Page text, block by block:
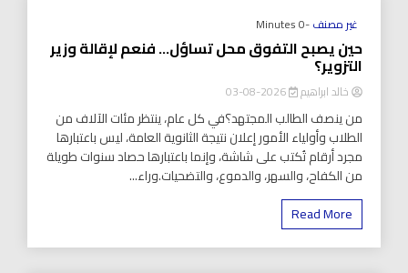
غير مصنف-0 Minutes
حين يصبح التفوق محل تساؤل… فنعم لإقالة وزير
التزوير؟
خالد ابراهيم 2026-08-03
من ينصف الطالب المجتهد؟في كل عام، ينتظر مئات الآلاف من
الطلاب وأولياء الأمور إعلان نتيجة الثانوية العامة، ليس باعتبارها
مجرد أرقام تُكتب على شاشة، وإنما باعتبارها حصاد سنوات طويلة
من الكفاح، والسهر، والدموع، والتضحيات.وراء...
Read More